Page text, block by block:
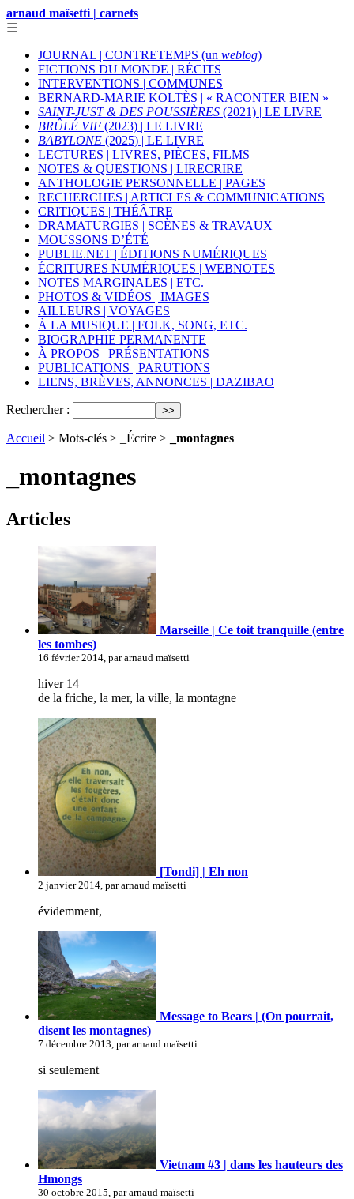
arnaud maïsetti | carnets
☰
JOURNAL | CONTRETEMPS (un weblog)
FICTIONS DU MONDE | RÉCITS
INTERVENTIONS | COMMUNES
BERNARD-MARIE KOLTÈS | « RACONTER BIEN »
SAINT-JUST & DES POUSSIÈRES (2021) | LE LIVRE
BRÛLÉ VIF (2023) | LE LIVRE
BABYLONE (2025) | LE LIVRE
LECTURES | LIVRES, PIÈCES, FILMS
NOTES & QUESTIONS | LIRECRIRE
ANTHOLOGIE PERSONNELLE | PAGES
RECHERCHES | ARTICLES & COMMUNICATIONS
CRITIQUES | THÉÂTRE
DRAMATURGIES | SCÈNES & TRAVAUX
MOUSSONS D’ÉTÉ
PUBLIE.NET | ÉDITIONS NUMÉRIQUES
ÉCRITURES NUMÉRIQUES | WEBNOTES
NOTES MARGINALES | ETC.
PHOTOS & VIDÉOS | IMAGES
AILLEURS | VOYAGES
À LA MUSIQUE | FOLK, SONG, ETC.
BIOGRAPHIE PERMANENTE
À PROPOS | PRÉSENTATIONS
PUBLICATIONS | PARUTIONS
LIENS, BRÈVES, ANNONCES | DAZIBAO
Rechercher :
Accueil > Mots-clés > _Écrire > _montagnes
_montagnes
Articles
Marseille | Ce toit tranquille (entre
les tombes)
16 février 2014, par arnaud maïsetti
hiver 14
de la friche, la mer, la ville, la montagne
[Tondi] | Eh non
2 janvier 2014, par arnaud maïsetti
évidemment,
Message to Bears | (On pourrait,
disent les montagnes)
7 décembre 2013, par arnaud maïsetti
si seulement
Vietnam #3 | dans les hauteurs des
Hmongs
30 octobre 2015, par arnaud maïsetti